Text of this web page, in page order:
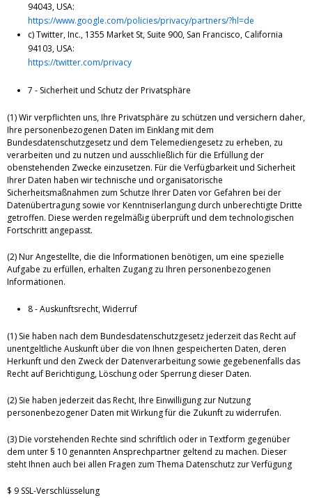
94043, USA:
https://www.google.com/policies/privacy/partners/?hl=de
c) Twitter, Inc., 1355 Market St, Suite 900, San Francisco, California
94103, USA:
https://twitter.com/privacy
7 - Sicherheit und Schutz der Privatsphäre
(1) Wir verpflichten uns, Ihre Privatsphäre zu schützen und versichern daher,
Ihre personenbezogenen Daten im Einklang mit dem
Bundesdatenschutzgesetz und dem Telemediengesetz zu erheben, zu
verarbeiten und zu nutzen und ausschließlich für die Erfüllung der
obenstehenden Zwecke einzusetzen. Für die Verfügbarkeit und Sicherheit
Ihrer Daten haben wir technische und organisatorische
Sicherheitsmaßnahmen zum Schutze Ihrer Daten vor Gefahren bei der
Datenübertragung sowie vor Kenntniserlangung durch unberechtigte Dritte
getroffen. Diese werden regelmäßig überprüft und dem technologischen
Fortschritt angepasst.
(2) Nur Angestellte, die die Informationen benötigen, um eine spezielle
Aufgabe zu erfüllen, erhalten Zugang zu Ihren personenbezogenen
Informationen.
8 - Auskunftsrecht, Widerruf
(1) Sie haben nach dem Bundesdatenschutzgesetz jederzeit das Recht auf
unentgeltliche Auskunft über die von Ihnen gespeicherten Daten, deren
Herkunft und den Zweck der Datenverarbeitung sowie gegebenenfalls das
Recht auf Berichtigung, Löschung oder Sperrung dieser Daten.
(2) Sie haben jederzeit das Recht, Ihre Einwilligung zur Nutzung
personenbezogener Daten mit Wirkung für die Zukunft zu widerrufen.
(3) Die vorstehenden Rechte sind schriftlich oder in Textform gegenüber
dem unter § 10 genannten Ansprechpartner geltend zu machen. Dieser
steht Ihnen auch bei allen Fragen zum Thema Datenschutz zur Verfügung
$ 9 SSL-Verschlüsselung